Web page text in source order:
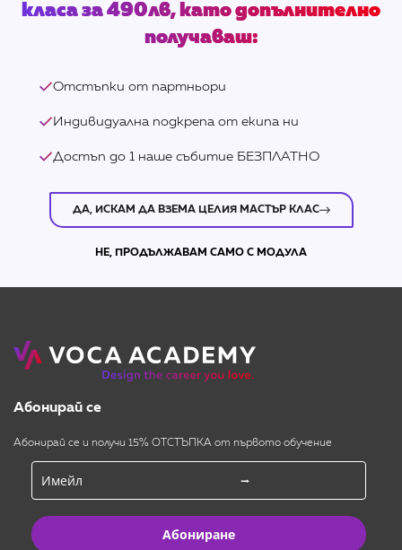
класа за 490лв, като допълнително
получаваш:
Отстъпки от партньори
Индивидуална подкрепа от екипа ни
Достъп до 1 наше събитие БЕЗПЛАТНО
ДА, ИСКАМ ДА ВЗЕМА ЦЕЛИЯ МАСТЪР КЛАС
НЕ, ПРОДЪЛЖАВАМ САМО С МОДУЛА
Абонирай се
Абонирай се и получи 15% ОТСТЪПКА от първото обучение
Абониране